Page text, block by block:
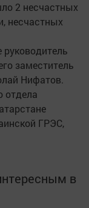
2 несчастных
несчастных
руководитель
заместитель
Нифатов.
отдела
ГРЭС,
в